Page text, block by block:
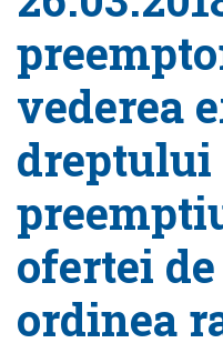
vederea
dreptului
ofertei
ordinea